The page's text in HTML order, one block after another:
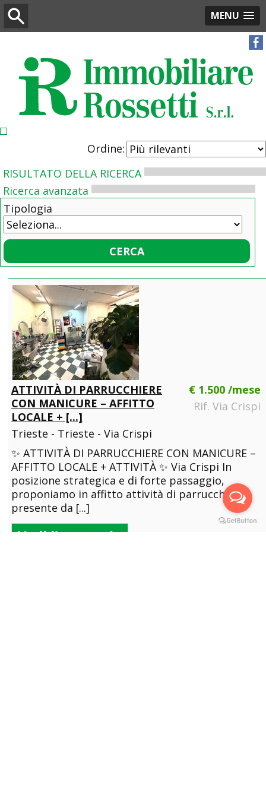
MENU
Ordine:
RISULTATO DELLA RICERCA
Ricerca avanzata
Tipologia
€ 1.500 /mese
Rif. Via Crispi
ATTIVITÀ DI PARRUCCHIERE
CON MANICURE – AFFITTO
LOCALE + [...]
Trieste - Trieste - Via Crispi
✨ ATTIVITÀ DI PARRUCCHIERE CON MANICURE –
AFFITTO LOCALE + ATTIVITÀ ✨ Via Crispi In
posizione strategica e di forte passaggio,
proponiamo in affitto attività di parrucchiere
presente da [...]
Vedi l'annuncio